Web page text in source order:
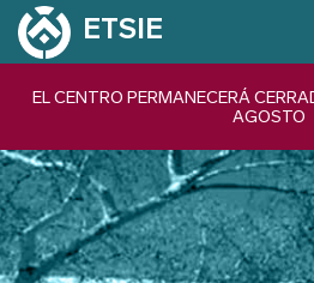
Pasar
ETSIE
Navegación
EL CENTRO PERMANECERÁ
AGOSTO